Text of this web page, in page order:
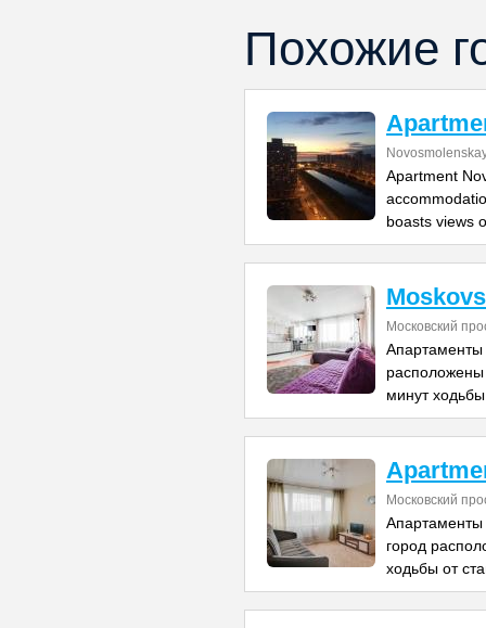
Похожие
Apartment
boasts views
Московский
Апартаменты
расположены
минут
Московский
город
ходьбы от